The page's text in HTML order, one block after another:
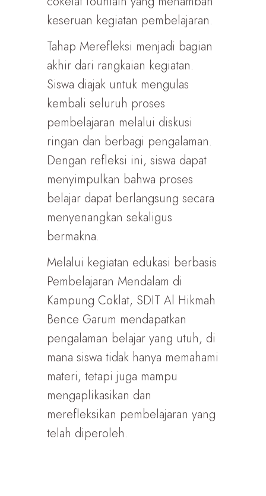
keseruan kegiatan pembelajaran.
Tahap Merefleksi menjadi bagian
akhir dari rangkaian kegiatan.
Siswa diajak untuk mengulas
kembali seluruh proses
pembelajaran melalui diskusi
ringan dan berbagi pengalaman.
Dengan refleksi ini, siswa dapat
menyimpulkan bahwa proses
belajar dapat berlangsung secara
menyenangkan sekaligus
bermakna.
Melalui kegiatan edukasi berbasis
Pembelajaran Mendalam di
Kampung Coklat, SDIT Al Hikmah
Bence Garum mendapatkan
pengalaman belajar yang utuh, di
mana siswa tidak hanya memahami
materi, tetapi juga mampu
mengaplikasikan dan
merefleksikan pembelajaran yang
telah diperoleh.